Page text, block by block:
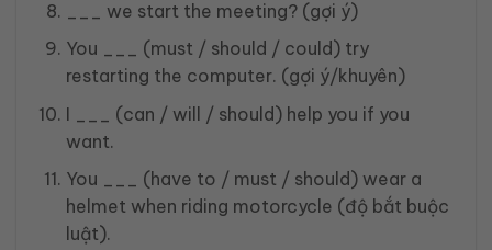
___ we start the meeting? (gợi ý)
You ___ (must / should / could) try
restarting the computer. (gợi ý/khuyên)
I ___ (can / will / should) help you if you
want.
You ___ (have to / must / should) wear a
helmet when riding motorcycle (độ bắt buộc
luật).